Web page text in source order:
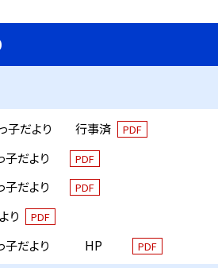
子だより 行事済 PDF
子だより PDF
子だより PDF
り PDF
っ子だより HP PDF